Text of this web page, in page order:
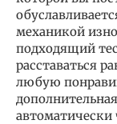
механикой
подходящий
расставаться
любую